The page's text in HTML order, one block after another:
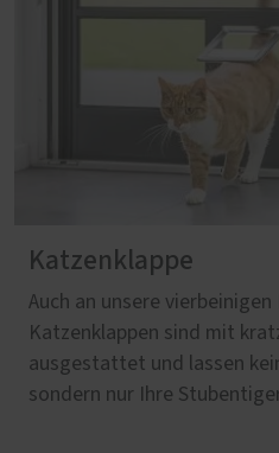
Katzenklappe
Auch an unsere
Katzenklappen sind mit
ausgestattet und lassen
sondern nur Ihre